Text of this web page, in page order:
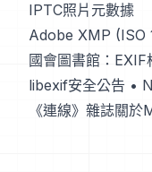
IPTC照片元數據
Adobe XMP (ISO
國會圖書館：EXIF
libexif安全公告 •
《連線》雜誌關